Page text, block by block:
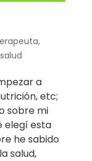
,
salud
a
etc;
sobre mi
elegí esta
he sabido
salud,